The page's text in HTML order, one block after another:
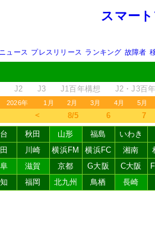
スマー
ニュース プレスリリース ランキング 故障者
J2 J3 J1百年構想 J2・J3百
2026年 1月 2月 3月 4月 5月
＜ 8/5 6 7
秋田 山形 福島
いわき
川崎 横浜FM 横浜FC 湘南
滋賀 京都 G大阪 C大阪
福岡 北九州 鳥栖 長崎